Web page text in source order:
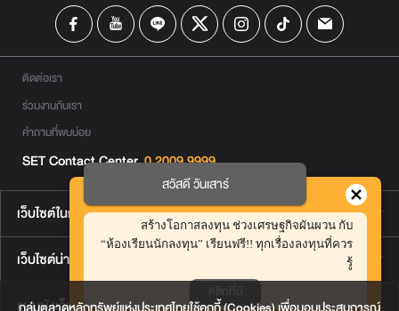
ติดต่อเรา
ร่วมงานกับเรา
คำถามที่พบบ่อย
SET Contact Center 0 2009 9999
เว็บไซต์ในกลุ่มตลาดหลักทรัพย์ฯ
เว็บไซต์น่าสนใจ
แผนผังเว็บไซต์
สวัสดี วันเสาร์
สร้างโอกาสลงทุน ช่วงเศรษฐกิจผันผวน กับ
“ห้องเรียนนักลงทุน” เรียนฟรี!! ทุกเรื่องลงทุนที่ควร
รู้
คลิกที่นี่